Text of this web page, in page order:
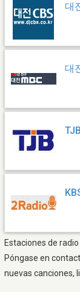
대
대
Estaciones de
Póngase en
nuevas canciones,